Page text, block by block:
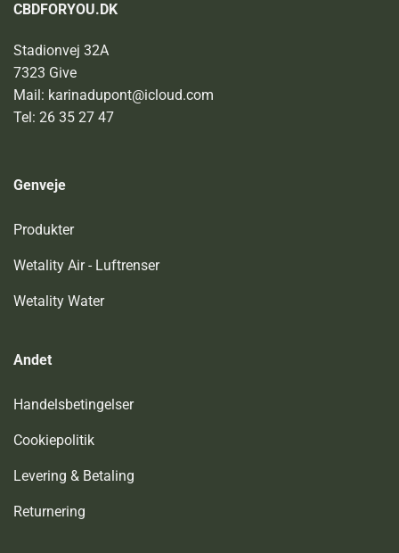
CBDFORYOU.DK
Stadionvej 32A
7323 Give
Mail: karinadupont@icloud.com
Tel: 26 35 27 47
Genveje
Produkter
Wetality Air - Luftrenser
Wetality Water
Andet
Handelsbetingelser
Cookiepolitik
Levering & Betaling
Returnering